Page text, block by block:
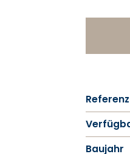
Referenz
Baujahr